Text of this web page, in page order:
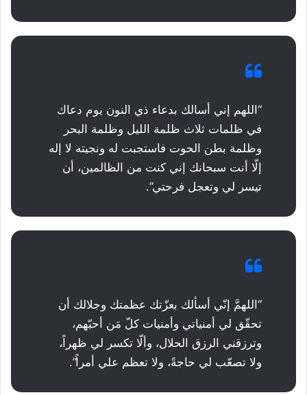
“اللهم إني أسالك بدعاء ذي النون يوم دعاك
في ظلمات ثلاث ظلمة الليل وظلمة البحر
وظلمة بطن الحوت فاستجبت له ونجيته لا إله
إلّا أنت سبحانك إني كنت من الظالمين، أن
تيسر لي وتعجل فرحتي”.
“اللهمَّ إنّي أسألك بعزّتك عظمتك وجلالك أن
تحقّق لي أمنياتي وأمنيات كلّ مَن أحبّهم،
وترزقني الرزق الحلال، وألّا تكسر لي ظهراً،
ولا تصعّب لي حاجةً، ولا تعظم علي أمراً”.